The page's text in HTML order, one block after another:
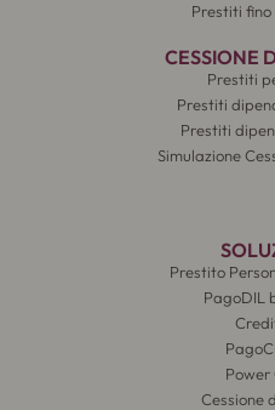
Prestiti
CESSIONE
Prestiti
Prestiti
Prestiti
Simulazione
Prestito
PagoDIL
Cessione